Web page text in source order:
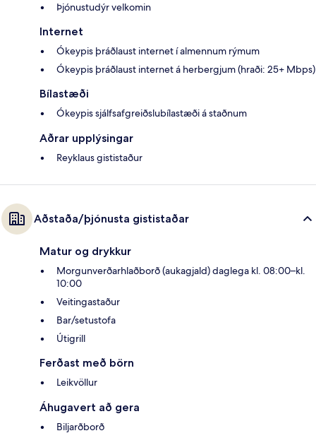
Þjónustudýr velkomin
Internet
Ókeypis þráðlaust internet í almennum rýmum
Ókeypis þráðlaust internet á herbergjum (hraði: 25+ Mbps)
Bílastæði
Ókeypis sjálfsafgreiðslubílastæði á staðnum
Aðrar upplýsingar
Reyklaus gististaður
Aðstaða/þjónusta gististaðar
Matur og drykkur
Morgunverðarhlaðborð (aukagjald) daglega kl. 08:00–kl.
10:00
Veitingastaður
Bar/setustofa
Útigrill
Ferðast með börn
Leikvöllur
Áhugavert að gera
Biljarðborð